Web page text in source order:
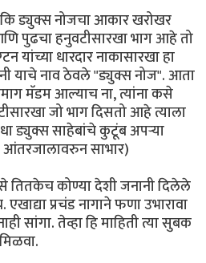
कि ड्युक्स नोजचा आकार खरोखर
पुढचा हनुवटीसारखा भाग आहे तो
धारदार नाकासारखा हा
याचे नाव ठेवले "ड्युक्स नोज". आता
मॅडम आल्याच ना, त्यांना कसे
जो भाग दिसतो आहे त्याला
ड्युक्स साहेबांचे कुटूंब अपर्‍या
साभार)
तितकेच कोण्या देशी जनानी दिलेले
प्रचंड नागाने फणा उभारावा
सांगा. तेव्हा हि माहिती त्या सुबक